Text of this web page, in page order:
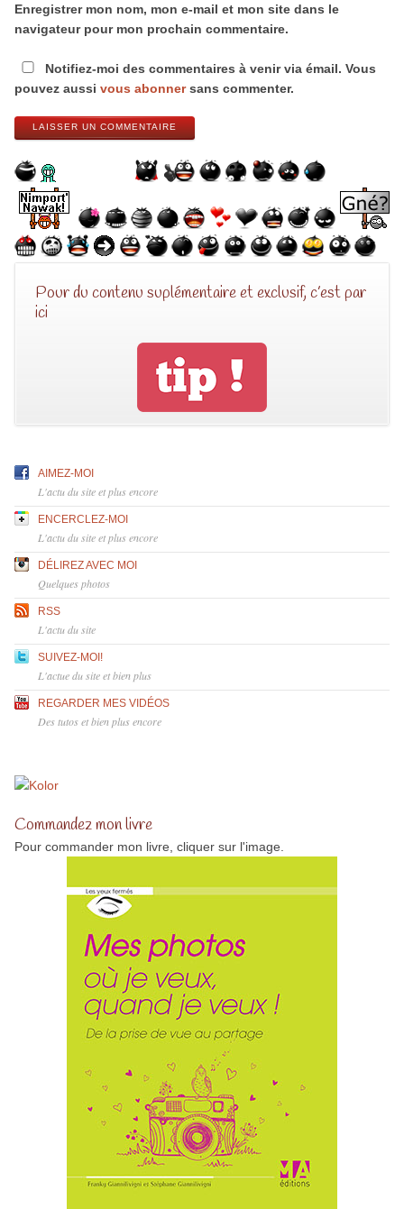
Enregistrer mon nom, mon e-mail et mon site dans le
navigateur pour mon prochain commentaire.
Notifiez-moi des commentaires à venir via émail. Vous
pouvez aussi vous abonnersans commenter.
LAISSER UN COMMENTAIRE
Pour du contenu suplémentaire et exclusif, c’est par
ici
AIMEZ-MOI
L'actu du site et plus encore
ENCERCLEZ-MOI
L'actu du site et plus encore
DÉLIREZ AVEC MOI
Quelques photos
RSS
L'actu du site
SUIVEZ-MOI!
L'actue du site et bien plus
REGARDER MES VIDÉOS
Des tutos et bien plus encore
Commandez mon livre
Pour commander mon livre, cliquer sur l'image.